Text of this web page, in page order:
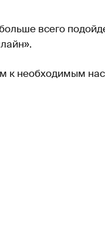
всего
к необходимым